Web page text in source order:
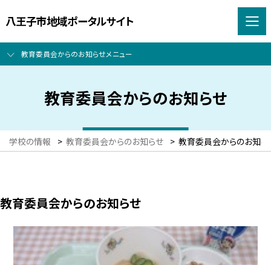
八王子市地域ポータルサイト
教育委員会からのお知らせメニュー
教育委員会からのお知らせ
学校の情報 > 教育委員会からのお知らせ > 教育委員会からのお知ら
教育委員会からのお知らせ